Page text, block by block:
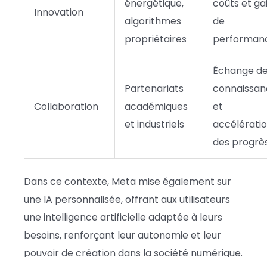
Innovation
énergétique,
algorithmes
propriétaires
coûts et
de
Collaboration
Partenariats
académiques
et industriels
Échange
et
des
Dans ce contexte, Meta mise également sur
une IA personnalisée, offrant aux utilisateurs
une intelligence artificielle adaptée à leurs
besoins, renforçant leur autonomie et leur
pouvoir de création dans la société numérique.